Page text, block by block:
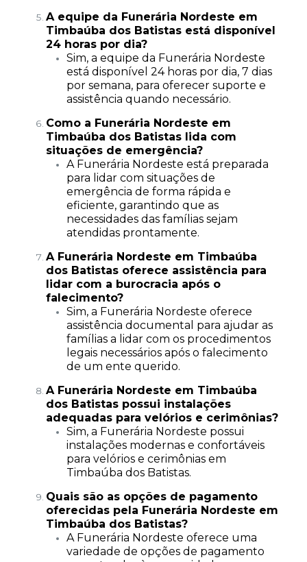
A equipe da Funerária Nordeste em
Timbaúba dos Batistas está disponível
24 horas por dia?
Sim, a equipe da Funerária Nordeste
está disponível 24 horas por dia, 7 dias
por semana, para oferecer suporte e
assistência quando necessário.
Como a Funerária Nordeste em
Timbaúba dos Batistas lida com
situações de emergência?
A Funerária Nordeste está preparada
para lidar com situações de
emergência de forma rápida e
eficiente, garantindo que as
necessidades das famílias sejam
atendidas prontamente.
A Funerária Nordeste em Timbaúba
dos Batistas oferece assistência para
lidar com a burocracia após o
falecimento?
Sim, a Funerária Nordeste oferece
assistência documental para ajudar as
famílias a lidar com os procedimentos
legais necessários após o falecimento
de um ente querido.
A Funerária Nordeste em Timbaúba
dos Batistas possui instalações
adequadas para velórios e cerimônias?
Sim, a Funerária Nordeste possui
instalações modernas e confortáveis
para velórios e cerimônias em
Timbaúba dos Batistas.
Quais são as opções de pagamento
oferecidas pela Funerária Nordeste em
Timbaúba dos Batistas?
A Funerária Nordeste oferece uma
variedade de opções de pagamento